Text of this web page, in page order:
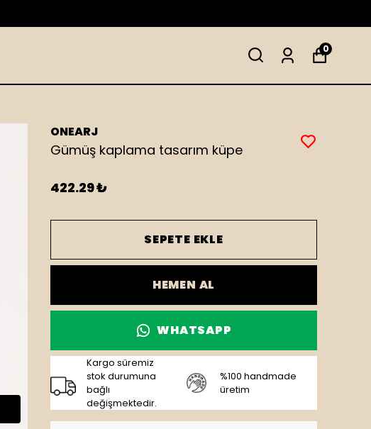
0
ONEARJ
Gümüş kaplama tasarım küpe
422.29 ₺
SEPETE EKLE
HEMEN AL
WHATSAPP
Kargo süremiz
stok durumuna
bağlı
değişmektedir.
%100 handmade
üretim